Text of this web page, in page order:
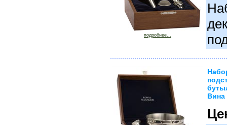
подробнее...
Вина